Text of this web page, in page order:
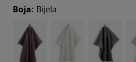
Boja: Bijela